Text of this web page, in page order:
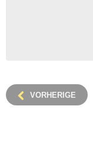
VORHERIGE